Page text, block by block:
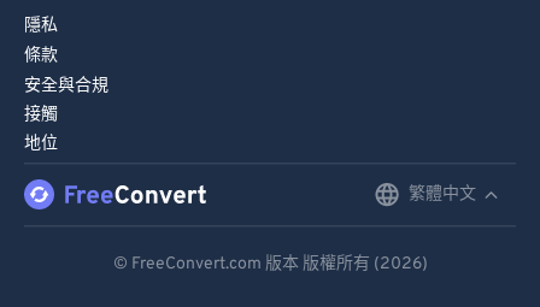
隱私
條款
安全與合規
接觸
地位
繁體中文
© FreeConvert.com 版本 版權所有 (2026)